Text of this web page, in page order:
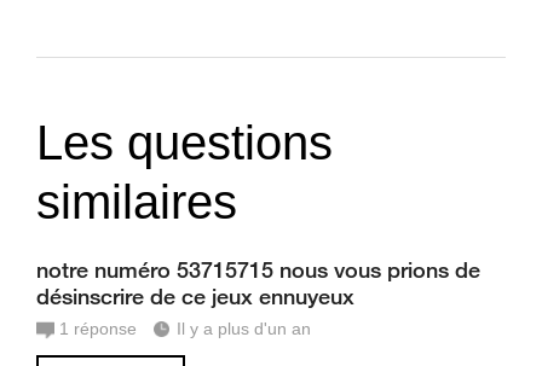
Les questions
similaires
notre numéro 53715715 nous vous prions de
désinscrire de ce jeux ennuyeux
1 réponse Il y a plus d'un an